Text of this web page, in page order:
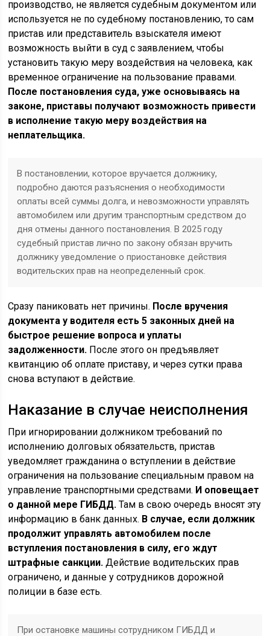
производство, не является судебным документом или
используется не по судебному постановлению, то сам
пристав или представитель взыскателя имеют
возможность выйти в суд с заявлением, чтобы
установить такую меру воздействия на человека, как
временное ограничение на пользование правами.
После постановления суда, уже основываясь на
законе, приставы получают возможность привести
в исполнение такую меру воздействия на
неплательщика.
В постановлении, которое вручается должнику,
подробно даются разъяснения о необходимости
оплаты всей суммы долга, и невозможности управлять
автомобилем или другим транспортным средством до
дня отмены данного постановления. В 2025 году
судебный пристав лично по закону обязан вручить
должнику уведомление о приостановке действия
водительских прав на неопределенный срок.
Сразу паниковать нет причины. После вручения
документа у водителя есть 5 законных дней на
быстрое решение вопроса и уплаты
задолженности. После этого он предъявляет
квитанцию об оплате приставу, и через сутки права
снова вступают в действие.
Наказание в случае неисполнения
При игнорировании должником требований по
исполнению долговых обязательств, пристав
уведомляет гражданина о вступлении в действие
ограничения на пользование специальным правом на
управление транспортными средствами. И оповещает
о данной мере ГИБДД. Там в свою очередь вносят эту
информацию в банк данных. В случае, если должник
продолжит управлять автомобилем после
вступления постановления в силу, его ждут
штрафные санкции. Действие водительских прав
ограничено, и данные у сотрудников дорожной
полиции в базе есть.
При остановке машины сотрудником ГИБДД и